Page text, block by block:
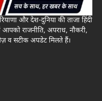
और देश-दुनिया की ताजा हिंदी
आपको राजनीति, अपराध, नौकरी,
व सटीक अपडेट मिलते हैं।